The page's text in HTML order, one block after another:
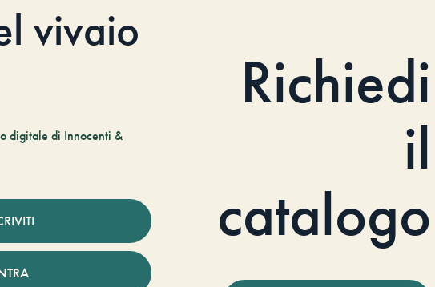
vivaio
digitale di Innocenti &
Richiedi
il
catalogo